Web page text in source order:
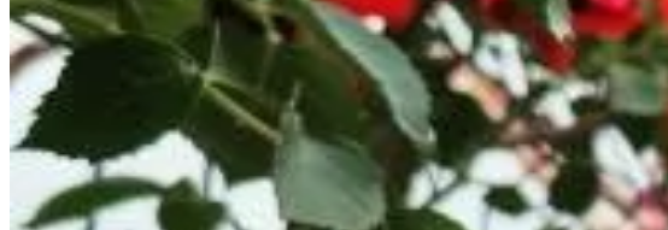
Kitchenette
Koelkast
Meer
Apart Hotel Central
Momchilgrad